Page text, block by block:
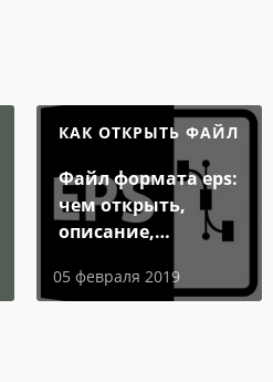
-
с
КАК ОТКРЫТЬ ФАЙЛ
Файл формата eps:
чем открыть,
описание,
05 февраля 2019